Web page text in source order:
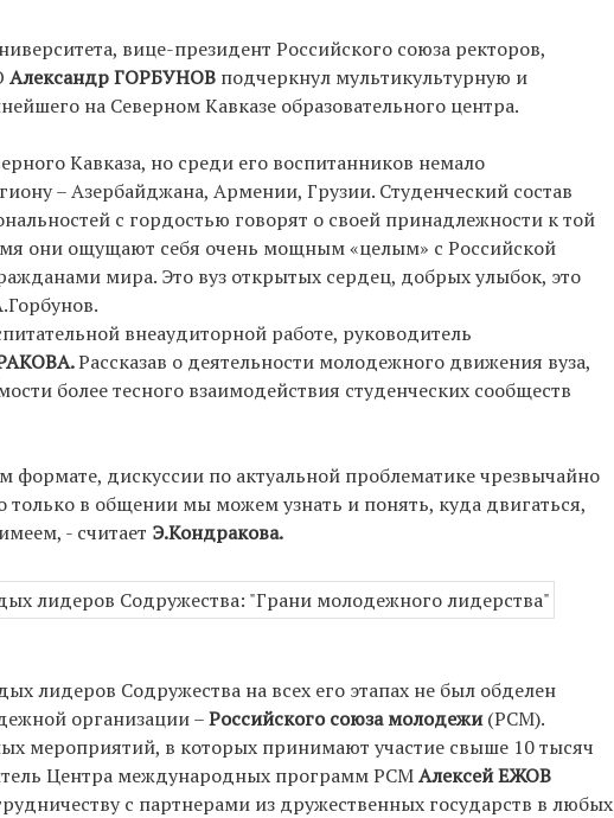
вице-президент Российского союза ректоров,
Александр ГОРБУНОВ подчеркнул мультикультурную и
на Северном Кавказе образовательного центра.
Кавказа, но среди его воспитанников немало
– Азербайджана, Армении, Грузии. Студенческий состав
с гордостью говорят о своей принадлежности к той
они ощущают себя очень мощным «целым» с Российской
мира. Это вуз открытых сердец, добрых улыбок, это
внеаудиторной работе, руководитель
Рассказав о деятельности молодежного движения вуза,
более тесного взаимодействия студенческих сообществ
дискуссии по актуальной проблематике чрезвычайно
в общении мы можем узнать и понять, куда двигаться,
- считает Э.Кондракова.
лидеров Содружества на всех его этапах не был обделен
организации –Российского союза молодежи(РСМ).
мероприятий, в которых принимают участие свыше 10 тысяч
Центра международных программ РСМАлексей ЕЖОВ
с партнерами из дружественных государств в любых